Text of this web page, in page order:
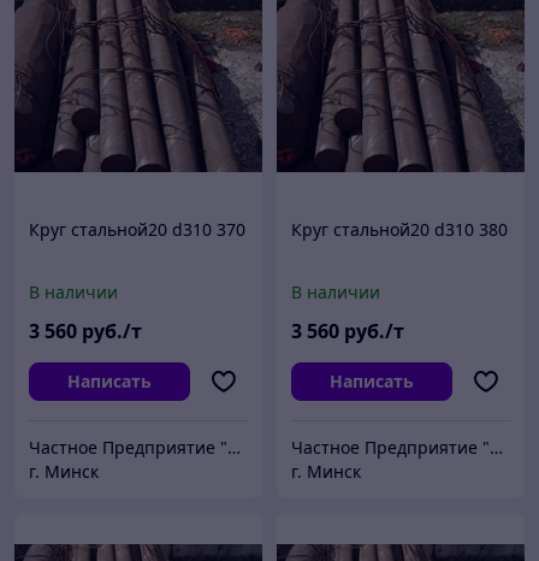
Круг стальной20 d310 370
В наличии
3 560 руб./т
Написать
Частное Предприятие "ПромШтамп"
г. Минск
Круг стальной20 d310 380
В наличии
3 560 руб./т
Написать
Частное Предприятие "ПромШтамп"
г. Минск